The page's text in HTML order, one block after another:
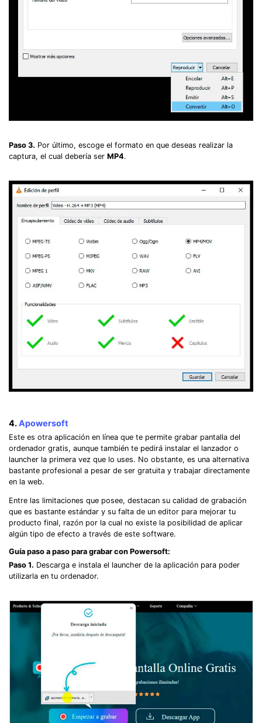
Paso 3. Por último, escoge el formato en que deseas realizar la
captura, el cual debería ser MP4.
4.Apowersoft
Este es otra aplicación en línea que te permite grabar pantalla del
ordenador gratis, aunque también te pedirá instalar el lanzador o
launcher la primera vez que lo uses. No obstante, es una alternativa
bastante profesional a pesar de ser gratuita y trabajar directamente
en la web.
Entre las limitaciones que posee, destacan su calidad de grabación
que es bastante estándar y su falta de un editor para mejorar tu
producto final, razón por la cual no existe la posibilidad de aplicar
algún tipo de efecto a través de este software.
Guía paso a paso para grabar con Powersoft:
Paso 1. Descarga e instala el launcher de la aplicación para poder
utilizarla en tu ordenador.